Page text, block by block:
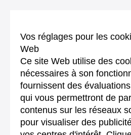
Vos réglages pour les
Web
Ce site Web utilise des
nécessaires à son
fournissent des
qui vous permettront de
contenus sur les réseaux
pour visualiser des